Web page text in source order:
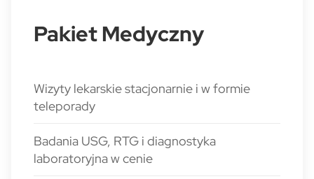
Pakiet Medyczny
Wizyty lekarskie stacjonarnie i w formie
teleporady
Badania USG, RTG i diagnostyka
laboratoryjna w cenie